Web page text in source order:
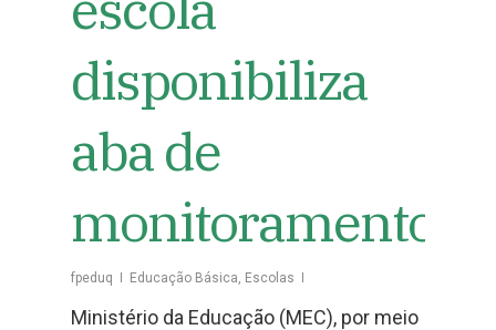
disponibiliza
aba de
monitoramento
fpeduq Educação Básica, Escolas
Ministério da Educação (MEC), por meio